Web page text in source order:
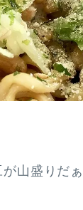
山盛りだ